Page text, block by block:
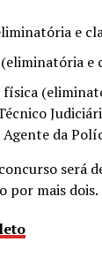
e
e
física
da
será
por mais dois.